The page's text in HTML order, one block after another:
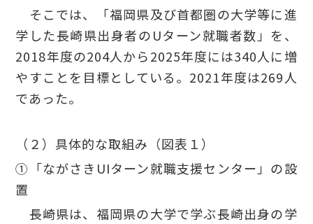
そこでは、「福岡県及び首都圏の大学等に進
学した長崎県出身者のUターン就職者数」を、
2018年度の204人から2025年度には340人に増
やすことを目標としている。2021年度は269人
であった。
（２）具体的な取組み（図表１）
①「ながさきUIターン就職支援センター」の設
置
長崎県は、福岡県の大学で学ぶ長崎出身の学